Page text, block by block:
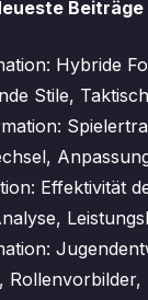
Beiträge
Hybride
Stile,
Effektivität
Rollenvorbilder,